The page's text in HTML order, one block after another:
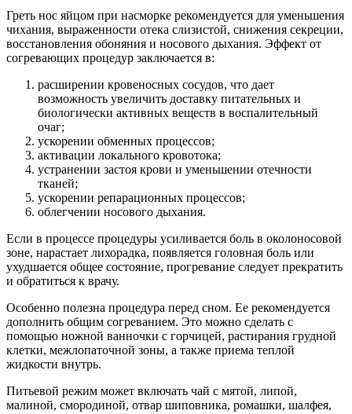
Греть нос яйцом при насморке рекомендуется для уменьшения
чихания, выраженности отека слизистой, снижения секреции,
восстановления обоняния и носового дыхания. Эффект от
согревающих процедур заключается в:
расширении кровеносных сосудов, что дает
возможность увеличить доставку питательных и
биологически активных веществ в воспалительный
очаг;
ускорении обменных процессов;
активации локального кровотока;
устранении застоя крови и уменьшении отечности
тканей;
ускорении репарационных процессов;
облегчении носового дыхания.
Если в процессе процедуры усиливается боль в околоносовой
зоне, нарастает лихорадка, появляется головная боль или
ухудшается общее состояние, прогревание следует прекратить
и обратиться к врачу.
Особенно полезна процедура перед сном. Ее рекомендуется
дополнить общим согреванием. Это можно сделать с
помощью ножной ванночки с горчицей, растирания грудной
клетки, межлопаточной зоны, а также приема теплой
жидкости внутрь.
Питьевой режим может включать чай с мятой, липой,
малиной, смородиной, отвар шиповника, ромашки, шалфея,